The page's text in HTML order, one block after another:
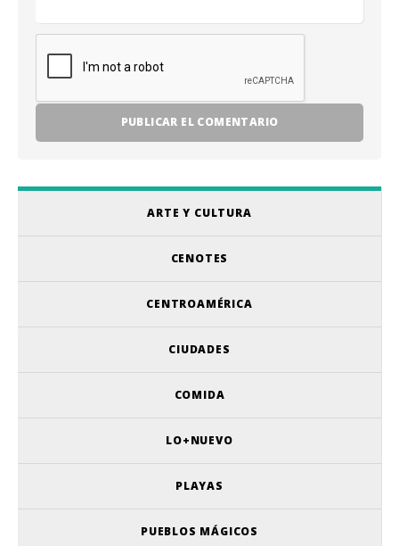
ARTE Y CULTURA
CENOTES
CENTROAMÉRICA
CIUDADES
COMIDA
LO+NUEVO
PLAYAS
PUEBLOS MÁGICOS